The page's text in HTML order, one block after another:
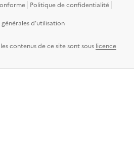
Politique de confidentialité
d'utilisation
contenus de ce site sont sous licence